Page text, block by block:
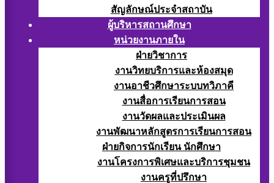
สัญลักษณ์ประจำสถาบัน
ผู้บริหารสถานศึกษา
หน่วยงานภายใน
ฝ่ายวิชาการ
งานวิทยบริการและห้องสมุด
งานอาชีวศึกษาระบบทวิภาคี
งานสื่อการเรียนการสอน
งานวัดผลและประเมินผล
งานพัฒนาหลักสูตรการเรียนการสอน
ฝ่ายกิจการนักเรียน นักศึกษา
งานโครงการพิเศษและบริการชุมชน
งานครูที่ปรึกษา